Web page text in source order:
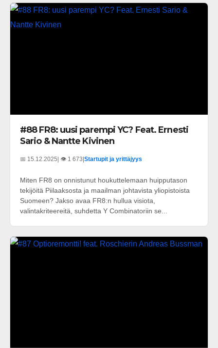
#88 FR8: uusi parempi YC? Feat. Ernesti
Sario & Nantte Kivinen
📅 15.12.2025| 👁️ 1 673|Startupit ja yrittäjyys
Miten FR8 on onnistunut houkuttelemaan huipputason
tekijöitä Piilaaksosta ja maailman johtavista yliopistoista
Suomeen? Jakso avaa FR8:n hullua visiota,
valintakriteereitä, suhdetta Y Combinatoriin se...